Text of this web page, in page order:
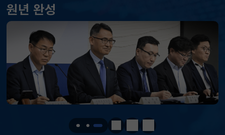
원년 완성
정지 이전 다음
6258.77 37.61(하락)
KOSDAQ 798.81 2.86(하락)